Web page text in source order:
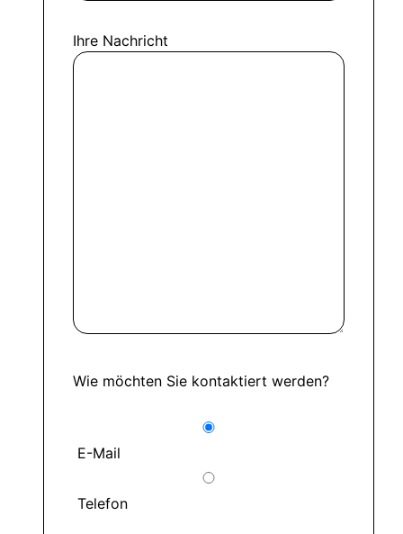
Ihre Nachricht
Wie möchten Sie kontaktiert werden?
E-Mail
Telefon